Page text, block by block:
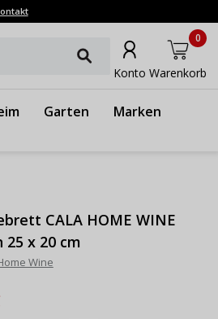
Konto Warenkorb
0
Garten Marken
CALA HOME WINE
25 x 20 cm
Wine